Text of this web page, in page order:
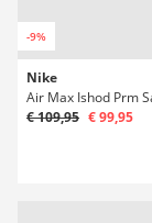
-9%
Nike
€ 109,95 € 99,95